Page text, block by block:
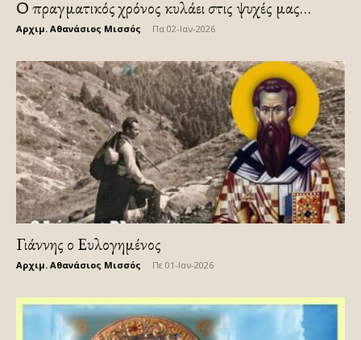
Ο πραγματικός χρόνος κυλάει στις ψυχές μας…
Αρχιμ. Αθανάσιος Μισσός Πα 02-Ιαν-2026
Γιάννης ο Ευλογημένος
Αρχιμ. Αθανάσιος Μισσός Πε 01-Ιαν-2026